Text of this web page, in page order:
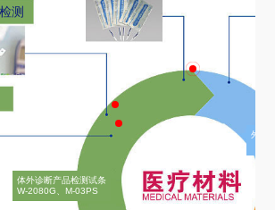
测
体外诊断产品检测试条
W-2080G、M-03PS
外用